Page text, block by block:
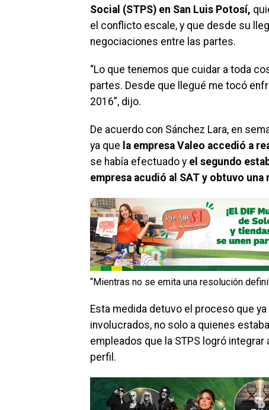
Social (STPS) en San Luis Potosí,
el conflicto escale, y que desde su
negociaciones entre las partes.
“Lo que tenemos que cuidar a toda
partes. Desde que llegué me tocó
2016”, dijo.
De acuerdo con Sánchez Lara, en
ya que la empresa Valeo accedió a
se había efectuado y el segundo
empresa acudió al SAT y obtuvo
“Mientras no se emita una resolución
Esta medida detuvo el proceso que
involucrados, no solo a quienes
empleados que la STPS logró
perfil.